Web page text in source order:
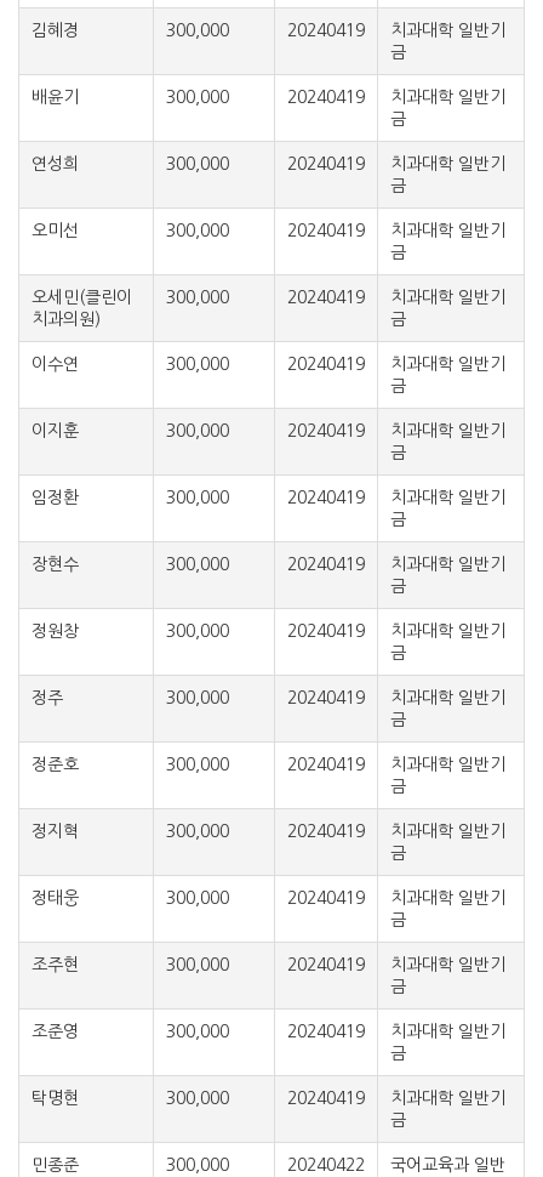
김혜경 300,000 20240419
치과대학 일반기
금
배윤기 300,000 20240419
치과대학 일반기
금
연성희 300,000 20240419
치과대학 일반기
금
오미선 300,000 20240419
치과대학 일반기
금
오세민(클린이
치과의원)
300,000 20240419
치과대학 일반기
금
이수연 300,000 20240419
치과대학 일반기
금
이지훈 300,000 20240419
치과대학 일반기
금
임정환 300,000 20240419
치과대학 일반기
금
장현수 300,000 20240419
치과대학 일반기
금
정원창 300,000 20240419
치과대학 일반기
금
정주 300,000 20240419
치과대학 일반기
금
정준호 300,000 20240419
치과대학 일반기
금
정지혁 300,000 20240419
치과대학 일반기
금
정태웅 300,000 20240419
치과대학 일반기
금
조주현 300,000 20240419
치과대학 일반기
금
조준영 300,000 20240419
치과대학 일반기
금
탁명현 300,000 20240419
치과대학 일반기
금
민종준 300,000 20240422
국어교육과 일반